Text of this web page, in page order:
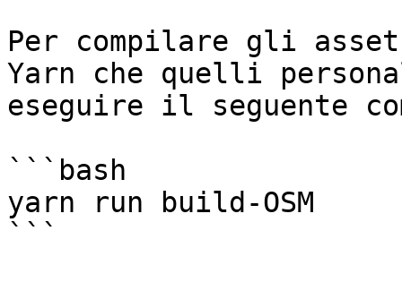
Per compilare gli
Yarn che quelli
eseguire il seguente
```bash
yarn run build-OSM
```